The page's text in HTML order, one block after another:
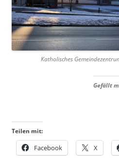
Katholisches
Gefällt
Teilen mit:
Facebook X